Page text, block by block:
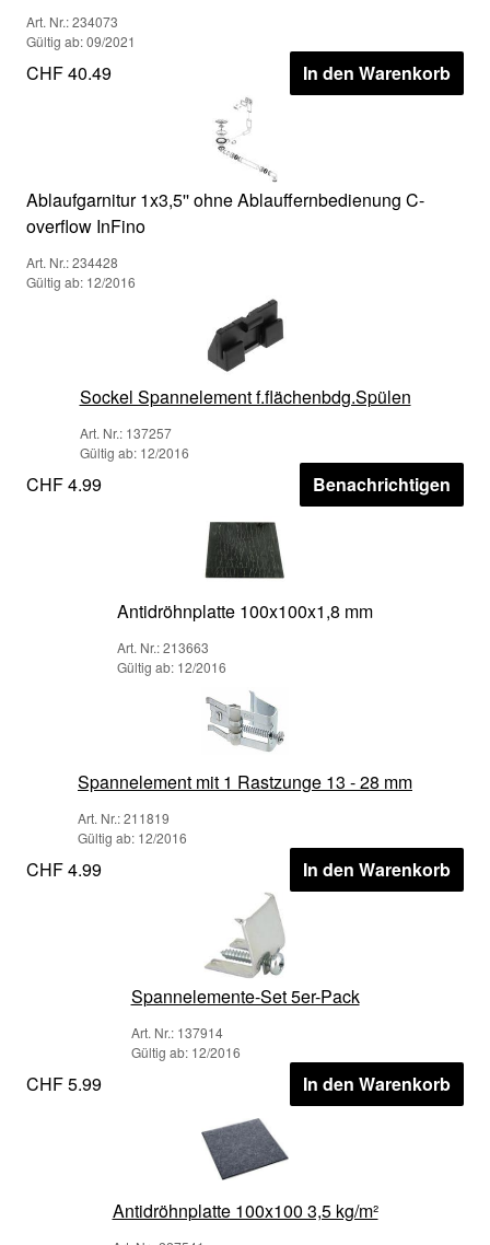
Art. Nr.: 234073
Gültig ab: 09/2021
CHF 40.49 In den Warenkorb
Ablaufgarnitur 1x3,5'' ohne Ablauffernbedienung C-
overflow InFino
Art. Nr.: 234428
Gültig ab: 12/2016
Sockel Spannelement f.flächenbdg.Spülen
Art. Nr.: 137257
Gültig ab: 12/2016
CHF 4.99 Benachrichtigen
Antidröhnplatte 100x100x1,8 mm
Art. Nr.: 213663
Gültig ab: 12/2016
Spannelement mit 1 Rastzunge 13 - 28 mm
Art. Nr.: 211819
Gültig ab: 12/2016
CHF 4.99 In den Warenkorb
Spannelemente-Set 5er-Pack
Art. Nr.: 137914
Gültig ab: 12/2016
CHF 5.99 In den Warenkorb
Antidröhnplatte 100x100 3,5 kg/m²